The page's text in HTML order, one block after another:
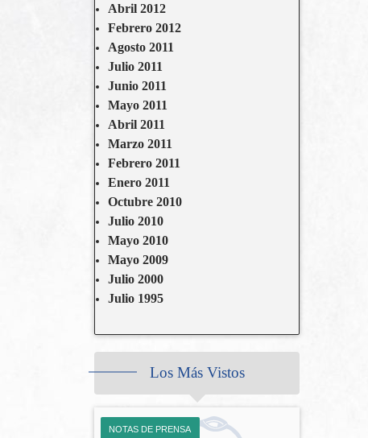
Abril 2012
Febrero 2012
Agosto 2011
Julio 2011
Junio 2011
Mayo 2011
Abril 2011
Marzo 2011
Febrero 2011
Enero 2011
Octubre 2010
Julio 2010
Mayo 2010
Mayo 2009
Julio 2000
Julio 1995
Los Más Vistos
NOTAS DE PRENSA